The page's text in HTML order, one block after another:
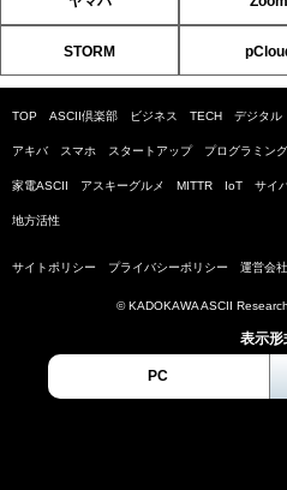
STORM
TOP ASCII倶楽部 ビジネス TECH デジタル
アキバ スマホ スタートアップ プログラミン
家電ASCII アスキーグルメ MITTR IoT サイ
地方活性
サイトポリシー プライバシーポリシー 運営会社
© KADOKAWA ASCII
表示形
PC